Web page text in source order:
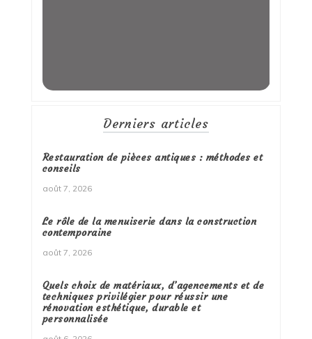
Derniers articles
Restauration de pièces antiques : méthodes et
conseils
août 7, 2026
Le rôle de la menuiserie dans la construction
contemporaine
août 7, 2026
Quels choix de matériaux, d’agencements et de
techniques privilégier pour réussir une
rénovation esthétique, durable et
personnalisée